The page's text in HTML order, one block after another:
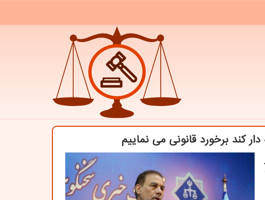
کند برخورد قانونی می نماییم